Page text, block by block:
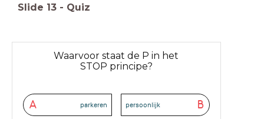
Slide 13 - Quiz
Waarvoor staat de P in het
STOP principe?
A parkeren B
persoonlijk